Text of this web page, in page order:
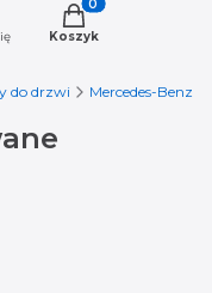
Produkty w
Koszyk
do drzwi Mercedes-Benz